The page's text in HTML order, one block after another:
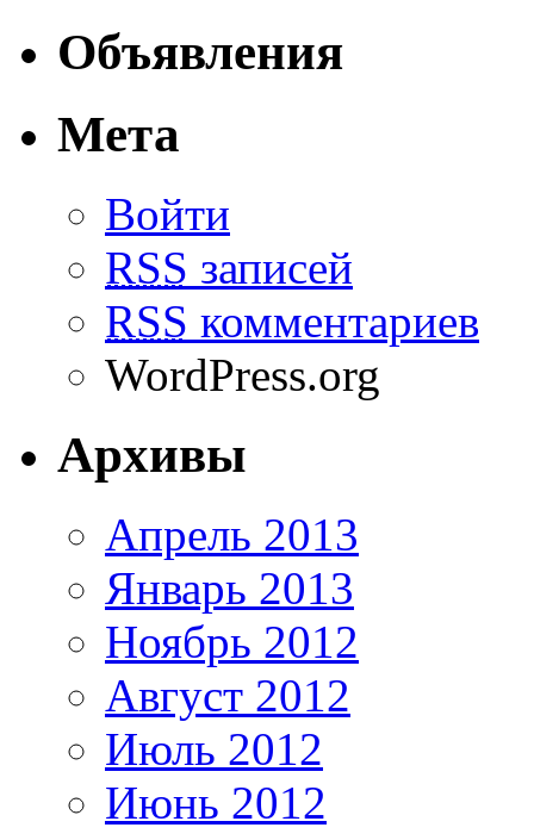
Объявления
Мета
Войти
RSS записей
RSS комментариев
WordPress.org
Архивы
Апрель 2013
Январь 2013
Ноябрь 2012
Август 2012
Июль 2012
Июнь 2012